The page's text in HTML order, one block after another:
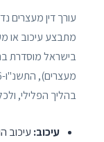
עורך דין מעצרים
מתבצע עיכוב או
בישראל מוסדרת
בהליך הפלילי,
עיכוב: עיכוב